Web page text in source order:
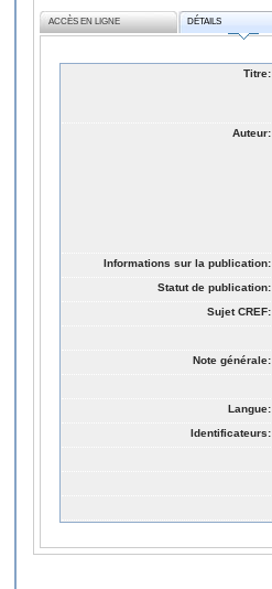
ACCÈS EN LIGNE DÉTAILS
Titre:
Auteur:
Informations sur la publication:
Statut de publication:
Sujet CREF:
Note générale:
Langue:
Identificateurs: